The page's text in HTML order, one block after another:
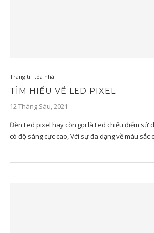
Trang trí tòa nhà
TÌM HIỂU VỀ LED PIXEL
12 Tháng Sáu, 2021
Đèn Led pixel hay còn gọi là Led chiếu điểm sử
có độ sáng cực cao, Với sự đa dạng về màu sắc